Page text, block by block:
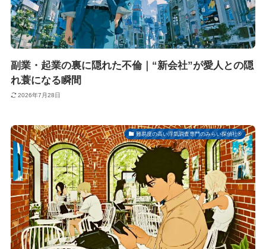
副業・起業の裏に隠れた不倫｜“新会社”が愛人との隠
れ蓑になる瞬間
2026年7月28日
難易度の高い浮気調査専門のみらい探偵社®︎